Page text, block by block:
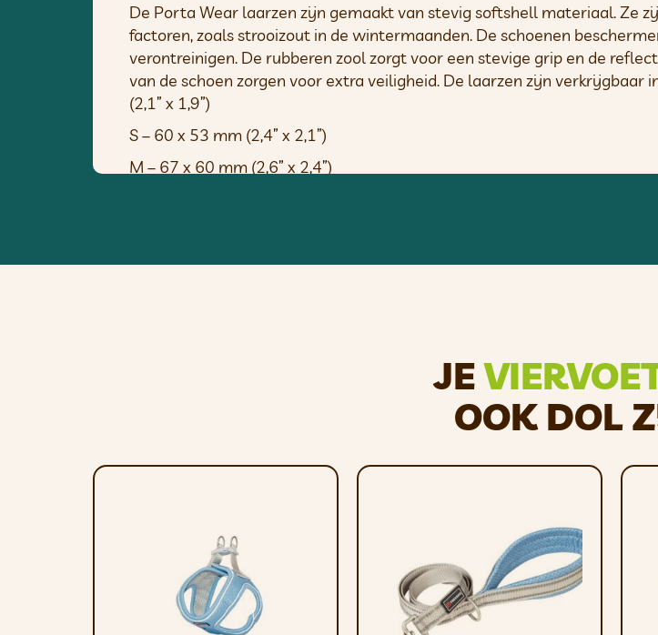
De Porta Wear laarzen zijn gemaakt van stevig softshell materiaal. Ze
factoren, zoals strooizout in de wintermaanden. De schoenen
verontreinigen. De rubberen zool zorgt voor een stevige grip en de
van de schoen zorgen voor extra veiligheid. De laarzen zijn verkrijgbaar
(2,1” x 1,9”)
S – 60 x 53 mm (2,4” x 2,1”)
M – 67 x 60 mm (2,6” x 2,4”)
XXL – 86 x 79 mm (3,4” x 3,1”)
– Reflecterende strepen op de klittenbandsluiting en de neus
JE
OOK DOL